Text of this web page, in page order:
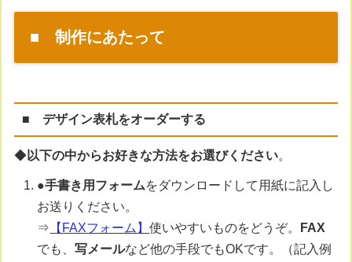
■ 制作にあたって
■ デザイン表札をオーダーする
◆以下の中からお好きな方法をお選びください。
●手書き用フォームをダウンロードして用紙に記入し
お送りください。
⇒ 【FAXフォーム】使いやすいものをどうぞ。
FAX
でも、写メールなど他の手段でもOKです。（記入例